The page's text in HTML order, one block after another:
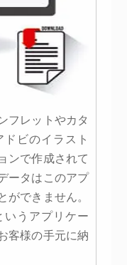
フレットやカタ
ビのイラスト
ンで作成されて
ータはこのアプ
ができません。
いうアプリケー
客様の手元に納